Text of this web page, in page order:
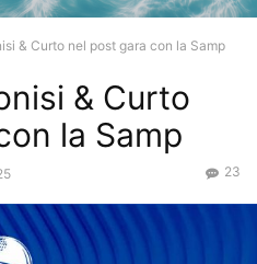
& Curto nel post gara con la Samp
& Curto
la Samp
23